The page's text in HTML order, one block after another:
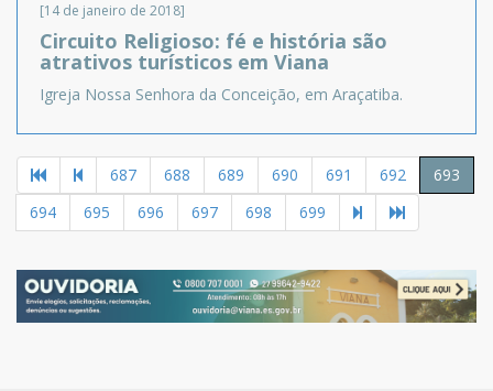
[14 de janeiro de 2018]
Circuito Religioso: fé e história são
atrativos turísticos em Viana
Igreja Nossa Senhora da Conceição, em Araçatiba.
687 688 689 690 691 692
693
694
695 696 697 698 699